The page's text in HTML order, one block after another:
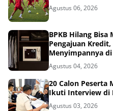
Agustus 06, 2026
BPKB Hilang
Pengajuan
Menyimpannya di
Agustus 04, 2026
20 Calon Peserta
Ikuti Interview di
Agustus 03, 2026